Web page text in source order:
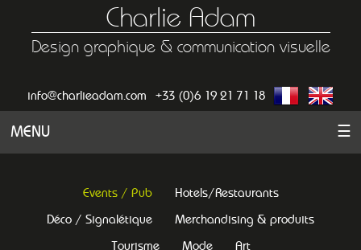
Charlie Adam
Design graphique & communication visuelle
info@charlieadam.com +33 (0)6 19 21 71 18
MENU ☰
Events / Pub
Hotels/Restaurants
Déco / Signalétique
Merchandising & produits
Tourisme
Mode
Art